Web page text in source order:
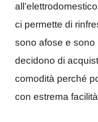
ci permette di
sono afose e sono
decidono di
comodità perché
con estrema